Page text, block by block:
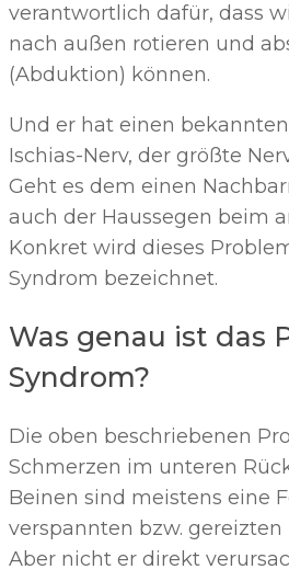
verantwortlich dafür, dass
nach außen rotieren und
(Abduktion) können.
Und er hat einen
Ischias-Nerv, der größte
Geht es dem einen
auch der Haussegen beim
Konkret wird dieses
Syndrom bezeichnet.
Was genau ist das
Syndrom?
Die oben beschriebenen
Schmerzen im unteren
Beinen sind meistens eine
verspannten bzw. gereizten
Aber nicht er direkt